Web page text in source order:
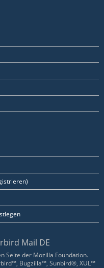
Mail DE
Seite der Mozilla Foundation.
Bugzilla™, Sunbird®, XUL™